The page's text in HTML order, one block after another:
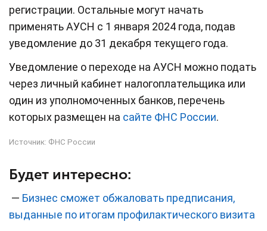
регистрации. Остальные могут начать
применять АУСН с 1 января 2024 года, подав
уведомление до 31 декабря текущего года.
Уведомление о переходе на АУСН можно подать
через личный кабинет налогоплательщика или
один из уполномоченных банков, перечень
которых размещен на сайте ФНС России.
Источник: ФНС России
Будет интересно:
— Бизнес сможет обжаловать предписания,
выданные по итогам профилактического визита